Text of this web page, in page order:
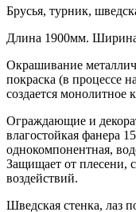
Брусья, турник,
Длина 1900мм.
Окрашивание
покраска (в процессе
создается монолитное
Ограждающие и
влагостойкая фанера
однокомпонентная,
Защищает от плесени,
воздействий.
Шведская стенка, лаз